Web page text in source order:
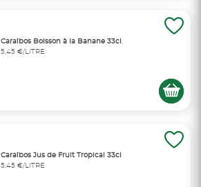
Caraïbos Boisson à la Banane 33cl
5,45 €/LITRE
Caraïbos Jus de Fruit Tropical 33cl
5,45 €/LITRE